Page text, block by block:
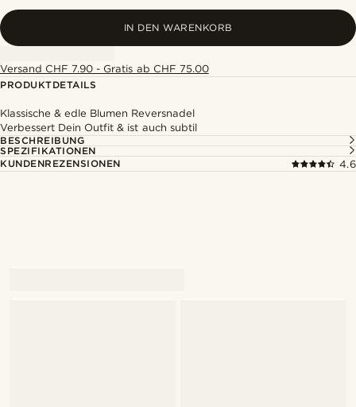
IN DEN WARENKORB
Versand CHF 7.90 - Gratis ab CHF 75.00
PRODUKTDETAILS
Klassische & edle Blumen Reversnadel
Verbessert Dein Outfit & ist auch subtil
BESCHREIBUNG
SPEZIFIKATIONEN
KUNDENREZENSIONEN
4.6